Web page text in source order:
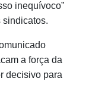
inequívoco”
sindicatos.
a força da
decisivo para